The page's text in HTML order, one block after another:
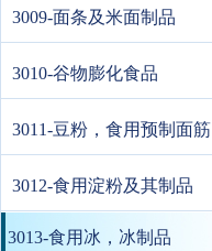
3009-面条及米面制品
3010-谷物膨化食品
3011-豆粉，食用预制面筋
3012-食用淀粉及其制品
3013-食用冰，冰制品